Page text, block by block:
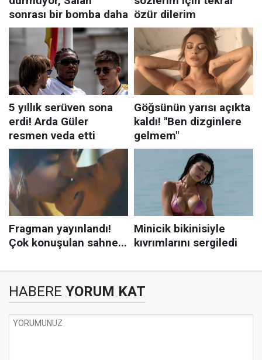
HABERE YORUM KAT